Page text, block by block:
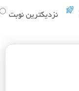
نزدیکترین نوبت